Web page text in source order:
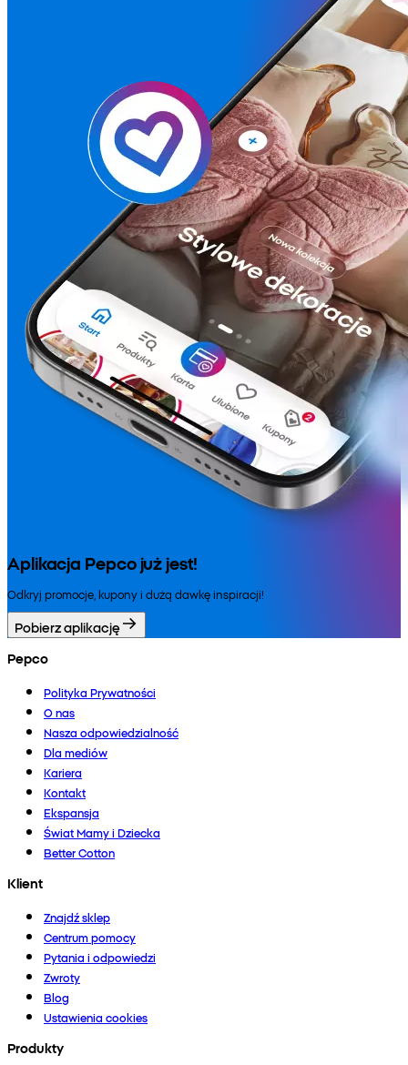
Aplikacja Pepco już jest!
Odkryj promocje, kupony i dużą dawkę inspiracji!
Pobierz aplikację
Pepco
Polityka Prywatności
O nas
Nasza odpowiedzialność
Dla mediów
Kariera
Kontakt
Ekspansja
Świat Mamy i Dziecka
Better Cotton
Klient
Znajdź sklep
Centrum pomocy
Pytania i odpowiedzi
Zwroty
Blog
Ustawienia cookies
Produkty